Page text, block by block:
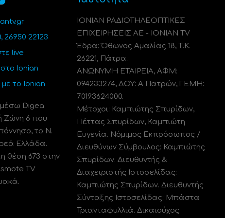
26950 22123
live
Ionian
με το Ionian
μέσω Digea
Ζώνη 6 που
το N.
Ελλάδα.
θέση 673 στην
TV
ΙΟΝΙΑΝ ΡΑΔΙΟΤΗΛΕΟΠΤΙΚΕΣ
ΕΠΙΧΕΙΡΗΣΕΙΣ ΑΕ - IONIAN TV
Έδρα: Όθωνος Αμαλίας 18, Τ.Κ.
26221, Πάτρα.
ΑΝΩΝΥΜΗ ΕΤΑΙΡΕΙΑ, ΑΦΜ:
094233274, ΔΟΥ: A Πατρών, ΓΕΜΗ:
70193624000.
Μέτοχοι: Καμπιώτης Σπυρίδων,
Πέττας Σπυρίδων, Καμπιώτη
Ευγενία. Νόμιμος Εκπρόσωπος /
Διευθύνων Σύμβουλος: Καμπιώτης
Σπυρίδων. Διευθυντής &
Διαχειριστής Ιστοσελίδας:
Καμπιώτης Σπυρίδων. Διευθυντής
Σύνταξης Ιστοσελίδας: Μπάστα
Τριανταφυλλιά. Δικαιούχος